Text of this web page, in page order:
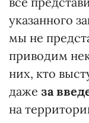
указанного
мы не
приводим
них, кто
даже за
на